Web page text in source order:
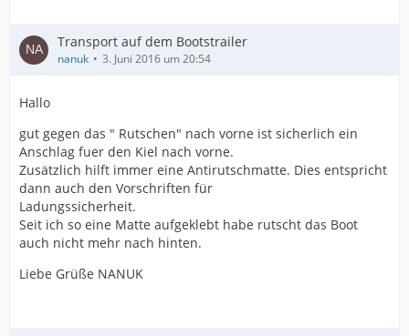
Transport auf dem Bootstrailer
nanuk 3. Juni 2016 um 20:54
Hallo
gut gegen das " Rutschen" nach vorne ist sicherlich ein
Anschlag fuer den Kiel nach vorne.
Zusätzlich hilft immer eine Antirutschmatte. Dies entspricht
dann auch den Vorschriften für
Ladungssicherheit.
Seit ich so eine Matte aufgeklebt habe rutscht das Boot
auch nicht mehr nach hinten.
Liebe Grüße NANUK